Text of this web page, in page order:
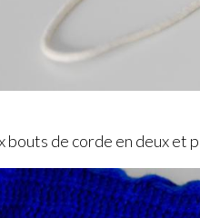
bouts de corde en deux et